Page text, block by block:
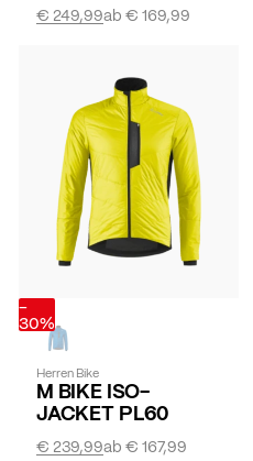
ab€ 169,99
€ 249,99
-
30%
Herren Bike
M BIKE ISO-
JACKET PL60
ab€ 167,99
€ 239,99